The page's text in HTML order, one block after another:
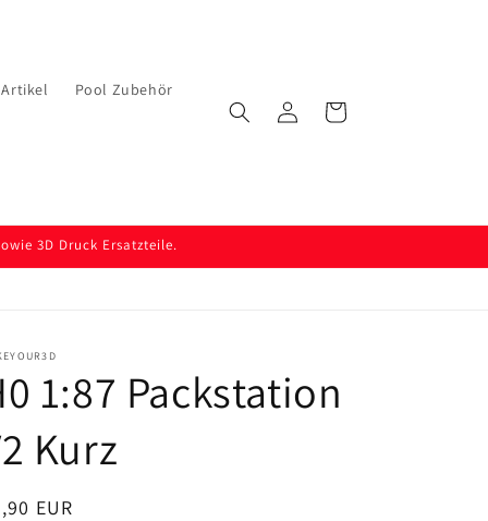
Pool Zubehör
EinloggenWarenkorb
3D Druck Ersatzteile.
1:87 Packstation
Kurz
EUR